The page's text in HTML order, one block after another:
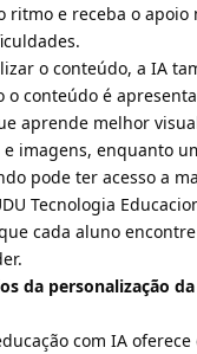
ritmo e receba o apoio
o conteúdo, a IA
o conteúdo é
aprende melhor
imagens, enquanto
pode ter acesso a
Tecnologia
cada aluno
da personalização
com IA oferece